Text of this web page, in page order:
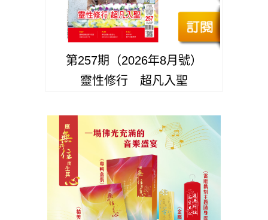
第257期（2026年8月號）
靈性修行 超凡入聖